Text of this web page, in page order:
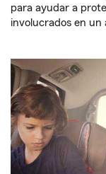
para ayudar a
involucrados en un